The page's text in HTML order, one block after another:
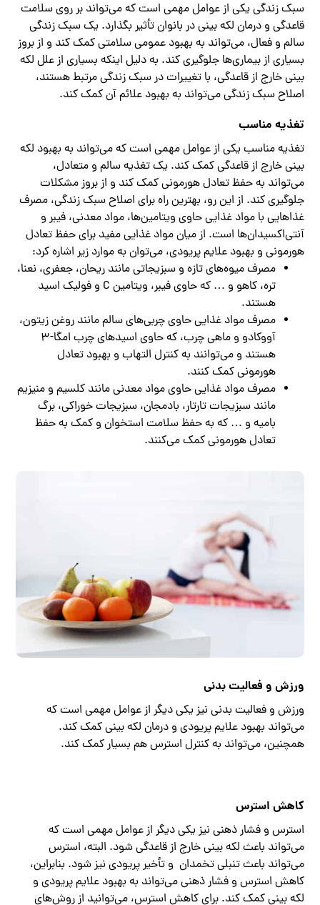
سبک زندگی یکی از عوامل مهمی است که می‌تواند بر روی سلامت
قاعدگی و درمان لکه بینی در بانوان تأثیر بگذارد. یک سبک زندگی
سالم و فعال، می‌تواند به بهبود عمومی سلامتی کمک کند و از بروز
بسیاری از بیماری‌ها جلوگیری کند. به دلیل اینکه بسیاری از علل لکه
بینی خارج از قاعدگی، با تغییرات در سبک زندگی مرتبط هستند،
اصلاح سبک زندگی می‌تواند به بهبود علائم آن کمک کند.
تغذیه مناسب
تغذیه مناسب یکی از عوامل مهمی است که می‌تواند به بهبود لکه
بینی خارج از قاعدگی کمک کند. یک تغذیه سالم و متعادل،
می‌تواند به حفظ تعادل هورمونی کمک کند و از بروز مشکلات
جلوگیری کند. از این رو، بهترین راه برای اصلاح سبک زندگی، مصرف
غذاهایی با مواد غذایی حاوی ویتامین‌ها، مواد معدنی، فیبر و
آنتی‌اکسیدان‌ها است. از میان مواد غذایی مفید برای حفظ تعادل
هورمونی و بهبود علایم پریودی، می‌توان به موارد زیر اشاره کرد:
مصرف میوه‌های تازه و سبزیجاتی مانند ریحان، جعفری، نعنا،
تره، کاهو و … که حاوی فیبر، ویتامین C و فولیک اسید
هستند.
مصرف مواد غذایی حاوی چربی‌های سالم مانند روغن زیتون،
آووکادو و ماهی چرب، که حاوی اسیدهای چرب امگا-۳
هستند و می‌توانند به کنترل التهاب و بهبود تعادل
هورمونی کمک کنند.
مصرف مواد غذایی حاوی مواد معدنی مانند کلسیم و منیزیم
مانند سبزیجات تارتار، بادمجان، سبزیجات خوراکی، برگ
بامیه و … که به حفظ سلامت استخوان و کمک به حفظ
تعادل هورمونی کمک می‌کنند.
ورزش و فعالیت بدنی
ورزش و فعالیت بدنی نیز یکی دیگر از عوامل مهمی است که
می‌تواند بهبود علایم پریودی و درمان لکه بینی کمک کند.
همچنین، می‌تواند به کنترل استرس هم بسیار کمک کند.
کاهش استرس
استرس و فشار ذهنی نیز یکی دیگر از عوامل مهمی است که
می‌تواند باعث لکه بینی خارج از قاعدگی شود. البته، استرس
می‌تواند باعث تنبلی تخمدان و تأخیر پریودی نیز شود. بنابراین،
کاهش استرس و فشار ذهنی می‌تواند به بهبود علایم پریودی و
لکه بینی کمک کند. برای کاهش استرس، می‌توانید از روش‌های